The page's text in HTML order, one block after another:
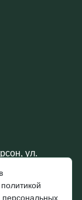
ул.
персональных